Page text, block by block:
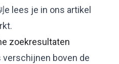
lees je in ons artikel
.
zoekresultaten
verschijnen boven de